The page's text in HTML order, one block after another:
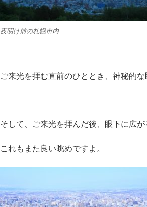
夜明け前の札幌市内
ご来光を拝む直前のひととき、神秘的な
そして、ご来光を拝んだ後、眼下に広が
これもまた良い眺めですよ。